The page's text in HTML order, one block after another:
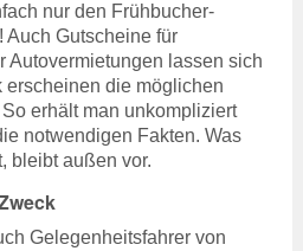
nur den Frühbucher-
Auch Gutscheine für
Autovermietungen lassen sich
erscheinen die möglichen
erhält man unkompliziert
notwendigen Fakten. Was
bleibt außen vor.
Gelegenheitsfahrer von